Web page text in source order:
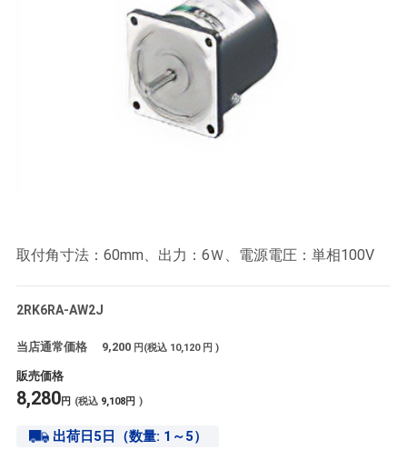
取付角寸法：60mm、出力：6Ｗ、電源電圧：単相100V
2RK6RA-AW2J
当店通常価格 9,200 円(税込 10,120 円 )
販売価格
8,280円 (税込 9,108円 )
出荷日5日（数量: 1～5）